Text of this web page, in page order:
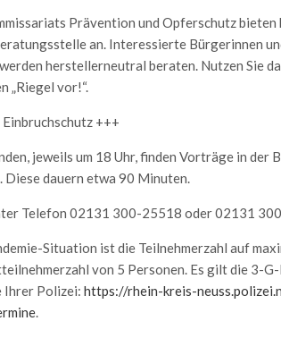
Prävention und Opferschutz
an. Interessierte Bürgerinnen
herstellerneutral beraten. Nutzen Sie
„Riegel vor!“.
+++
jeweils um 18 Uhr, finden Vorträge in der
dauern etwa 90 Minuten.
Telefon 02131 300-25518 oder 02131
Situation ist die Teilnehmerzahl auf
von 5 Personen. Es gilt die 3-
Ihrer Polizei: https://rhein-kreis-
.